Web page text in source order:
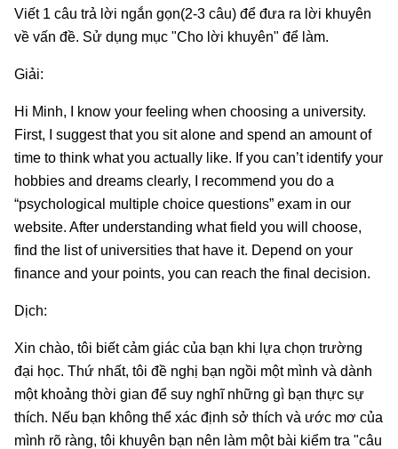
Viết 1 câu trả lời ngắn gọn(2-3 câu) để đưa ra lời khuyên
về vấn đề. Sử dụng mục "Cho lời khuyên" để làm.
Giải:
Hi Minh, I know your feeling when choosing a university.
First, I suggest that you sit alone and spend an amount of
time to think what you actually like. If you can’t identify your
hobbies and dreams clearly, I recommend you do a
“psychological multiple choice questions” exam in our
website. After understanding what field you will choose,
find the list of universities that have it. Depend on your
finance and your points, you can reach the final decision.
Dịch:
Xin chào, tôi biết cảm giác của bạn khi lựa chọn trường
đại học. Thứ nhất, tôi đề nghị bạn ngồi một mình và dành
một khoảng thời gian để suy nghĩ những gì bạn thực sự
thích. Nếu bạn không thể xác định sở thích và ước mơ của
mình rõ ràng, tôi khuyên bạn nên làm một bài kiểm tra "câu